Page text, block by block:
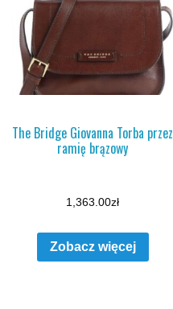
The Bridge Giovanna Torba przez
ramię brązowy
1,363.00zł
Zobacz więcej